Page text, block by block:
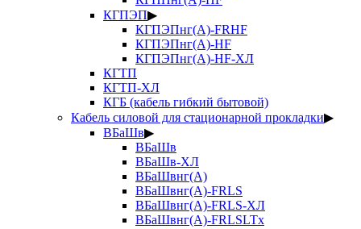
КГПЭП▶
КГПЭПнг(А)-FRHF
КГПЭПнг(А)-HF
КГПЭПнг(А)-HF-ХЛ
КГТП
КГТП-ХЛ
КГБ (кабель гибкий бытовой)
Кабель силовой для стационарной прокладки▶
ВБаШв▶
ВБаШв
ВБаШв-ХЛ
ВБаШвнг(А)
ВБаШвнг(А)-FRLS
ВБаШвнг(А)-FRLS-ХЛ
ВБаШвнг(А)-FRLSLTx